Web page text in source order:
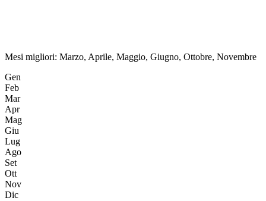
Mesi migliori: Marzo, Aprile, Maggio, Giugno, Ottobre, Novembre
Gen
Feb
Mar
Apr
Mag
Giu
Lug
Ago
Set
Ott
Nov
Dic